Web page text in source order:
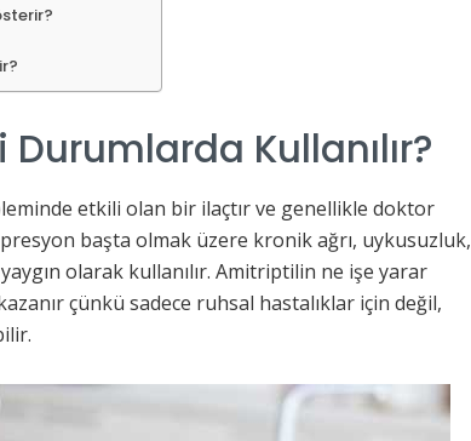
Kullanılır?
etkili olan bir ilaçtır ve genellikle doktor
başta olmak üzere kronik ağrı, uykusuzluk,
olarak kullanılır. Amitriptilin ne işe yarar
çünkü sadece ruhsal hastalıklar için değil,